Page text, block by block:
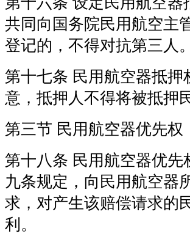
共同向国务院民用航空主
登记的，不得对抗第三人。
第十七条 民用航空器抵
意，抵押人不得将被抵押
第三节 民用航空器优先权
第十八条 民用航空器优
九条规定，向民用航空器
求，对产生该赔偿请求的
利。